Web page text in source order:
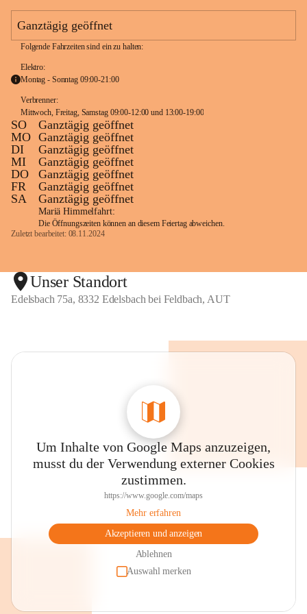
m
Ganztägig geöffnet
Folgende Fahrzeiten sind ein zu halten:
Elektro:
Montag - Sonntag 09:00-21:00
Verbrenner:
Mittwoch, Freitag, Samstag 09:00-12:00 und 13:00-19:00
SO
Ganztägig geöffnet
MO Ganztägig geöffnet
DI
Ganztägig geöffnet
MI
Ganztägig geöffnet
DO
Ganztägig geöffnet
FR
Ganztägig geöffnet
SA
Ganztägig geöffnet
Mariä Himmelfahrt:
Die Öffnungszeiten können an diesem Feiertag abweichen.
Zuletzt bearbeitet: 08.11.2024
Unser Standort
Edelsbach 75a, 8332 Edelsbach bei Feldbach, AUT
Um Inhalte von Google Maps anzuzeigen,
musst du der Verwendung externer Cookies
zustimmen.
https://www.google.com/maps
Mehr erfahren
Akzeptieren und anzeigen
Ablehnen
Auswahl merken